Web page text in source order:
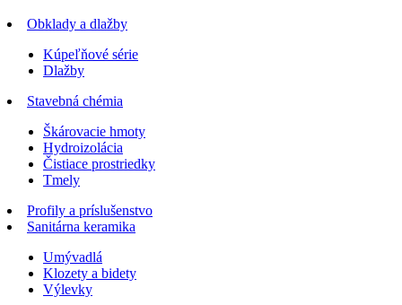
Obklady a dlažby
Kúpeľňové série
Dlažby
Stavebná chémia
Škárovacie hmoty
Hydroizolácia
Čistiace prostriedky
Tmely
Profily a príslušenstvo
Sanitárna keramika
Umývadlá
Klozety a bidety
Výlevky